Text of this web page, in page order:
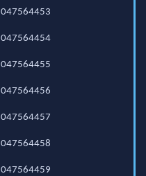
047564453
047564454
047564455
047564456
047564457
047564458
047564459